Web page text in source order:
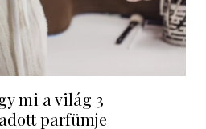
mi a világ 3
parfümje